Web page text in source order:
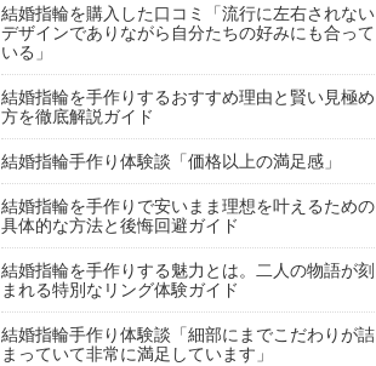
結婚指輪を購入した口コミ「流行に左右されない
デザインでありながら自分たちの好みにも合って
いる」
結婚指輪を手作りするおすすめ理由と賢い見極め
方を徹底解説ガイド
結婚指輪手作り体験談「価格以上の満足感」
結婚指輪を手作りで安いまま理想を叶えるための
具体的な方法と後悔回避ガイド
結婚指輪を手作りする魅力とは。二人の物語が刻
まれる特別なリング体験ガイド
結婚指輪手作り体験談「細部にまでこだわりが詰
まっていて非常に満足しています」